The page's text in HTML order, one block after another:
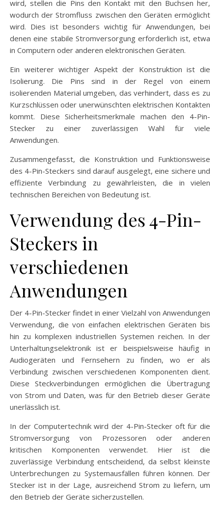
wird, stellen die Pins den Kontakt mit den Buchsen her,
wodurch der Stromfluss zwischen den Geräten ermöglicht
wird. Dies ist besonders wichtig für Anwendungen, bei
denen eine stabile Stromversorgung erforderlich ist, etwa
in Computern oder anderen elektronischen Geräten.
Ein weiterer wichtiger Aspekt der Konstruktion ist die
Isolierung. Die Pins sind in der Regel von einem
isolierenden Material umgeben, das verhindert, dass es zu
Kurzschlüssen oder unerwünschten elektrischen Kontakten
kommt. Diese Sicherheitsmerkmale machen den 4-Pin-
Stecker zu einer zuverlässigen Wahl für viele
Anwendungen.
Zusammengefasst, die Konstruktion und Funktionsweise
des 4-Pin-Steckers sind darauf ausgelegt, eine sichere und
effiziente Verbindung zu gewährleisten, die in vielen
technischen Bereichen von Bedeutung ist.
Verwendung des 4-Pin-
Steckers in
verschiedenen
Anwendungen
Der 4-Pin-Stecker findet in einer Vielzahl von Anwendungen
Verwendung, die von einfachen elektrischen Geräten bis
hin zu komplexen industriellen Systemen reichen. In der
Unterhaltungselektronik ist er beispielsweise häufig in
Audiogeräten und Fernsehern zu finden, wo er als
Verbindung zwischen verschiedenen Komponenten dient.
Diese Steckverbindungen ermöglichen die Übertragung
von Strom und Daten, was für den Betrieb dieser Geräte
unerlässlich ist.
In der Computertechnik wird der 4-Pin-Stecker oft für die
Stromversorgung von Prozessoren oder anderen
kritischen Komponenten verwendet. Hier ist die
zuverlässige Verbindung entscheidend, da selbst kleinste
Unterbrechungen zu Systemausfällen führen können. Der
Stecker ist in der Lage, ausreichend Strom zu liefern, um
den Betrieb der Geräte sicherzustellen.